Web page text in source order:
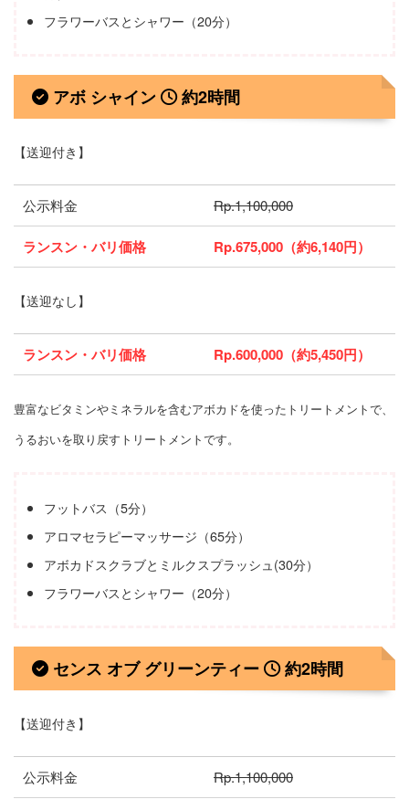
フラワーバスとシャワー（20分）
アボ シャイン 約2時間
【送迎付き】
公示料金 Rp.1,100,000
ランスン・バリ価格 Rp.675,000（約6,140円）
【送迎なし】
ランスン・バリ価格 Rp.600,000（約5,450円）
豊富なビタミンやミネラルを含むアボカドを使ったトリートメントで、
うるおいを取り戻すトリートメントです。
フットバス（5分）
アロマセラピーマッサージ（65分）
アボカドスクラブとミルクスプラッシュ(30分）
フラワーバスとシャワー（20分）
センス オブ グリーンティー 約2時間
【送迎付き】
公示料金 Rp.1,100,000